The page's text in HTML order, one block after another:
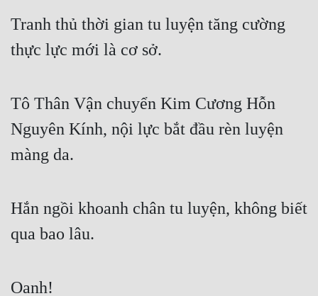
Tu Tiên
Tội Phạm
Võ Hiệp
Võng Du
Xuyên Không
Xuyên Sách
Tranh thủ thời gian tu luyện tăng cường
thực lực mới là cơ sở.
Tô Thân Vận chuyển Kim Cương Hỗn
Nguyên Kính, nội lực bắt đầu rèn luyện
màng da.
Hắn ngồi khoanh chân tu luyện, không biết
qua bao lâu.
Oanh!